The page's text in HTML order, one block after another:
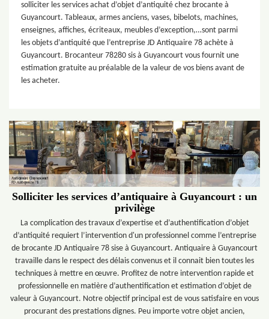
solliciter les services achat d’objet d’antiquité chez brocante à
Guyancourt. Tableaux, armes anciens, vases, bibelots, machines,
enseignes, affiches, écriteaux, meubles d’exception,…sont parmi
les objets d’antiquité que l’entreprise JD Antiquaire 78 achète à
Guyancourt. Brocanteur 78280 sis à Guyancourt vous fournit une
estimation gratuite au préalable de la valeur de vos biens avant de
les acheter.
Solliciter les services d’antiquaire à Guyancourt : un
privilège
La complication des travaux d’expertise et d’authentification d’objet
d’antiquité requiert l’intervention d'un professionnel comme l’entreprise
de brocante JD Antiquaire 78 sise à Guyancourt. Antiquaire à Guyancourt
travaille dans le respect des délais convenus et il connait bien toutes les
techniques à mettre en œuvre. Profitez de notre intervention rapide et
professionnelle en matière d’authentification et estimation d’objet de
valeur à Guyancourt. Notre objectif principal est de vous satisfaire en vous
procurant des prestations dignes. Peu importe votre objet ancien,